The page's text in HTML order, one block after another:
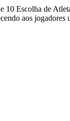
10 Escolha de
aos jogadores